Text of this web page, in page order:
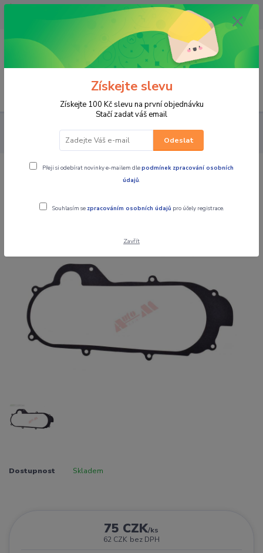
OPAVA 733537099/HLUČÍN
734541648/OLOMOUC 734593593
0,00 CZK
PRO STROJE NÁHRADNÍ DÍLY SKÚTRY
Těsnění víka variátoru
KYMCO People 125
Těsnění víka variátoru KYMCO People
Dostupnost Skladem
75 CZK/ks
62 CZK bez DPH
Získejte slevu
Získejte 100 Kč slevu na první objednávku
Stačí zadat váš email
Odeslat
Přeji si odebírat novinky e-mailem dlepodmínek zpracování osobních
údajů.
Souhlasím se zpracováním osobních údajů pro účely registrace.
Zavřít